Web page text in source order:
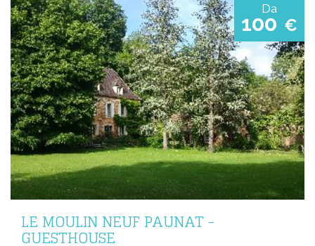
Da
100 €
LE MOULIN NEUF PAUNAT -
GUESTHOUSE